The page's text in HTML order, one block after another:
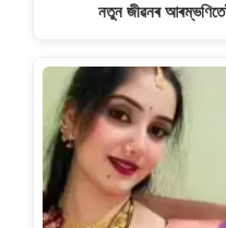
নতুন জীৱনৰ